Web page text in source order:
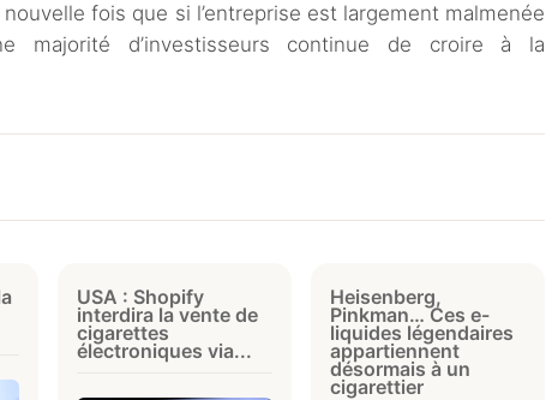
fois que si l’entreprise est largement malmenée
majorité d’investisseurs continue de croire à la
USA : Shopify
interdira la vente de
cigarettes
électroniques via...
Heisenberg,
Pinkman… Ces e-
liquides légendaires
appartiennent
désormais à un
cigarettier